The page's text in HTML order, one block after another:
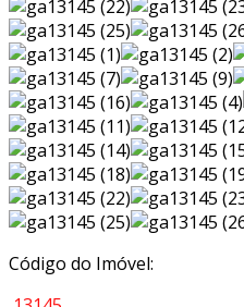
Código do Imóvel: